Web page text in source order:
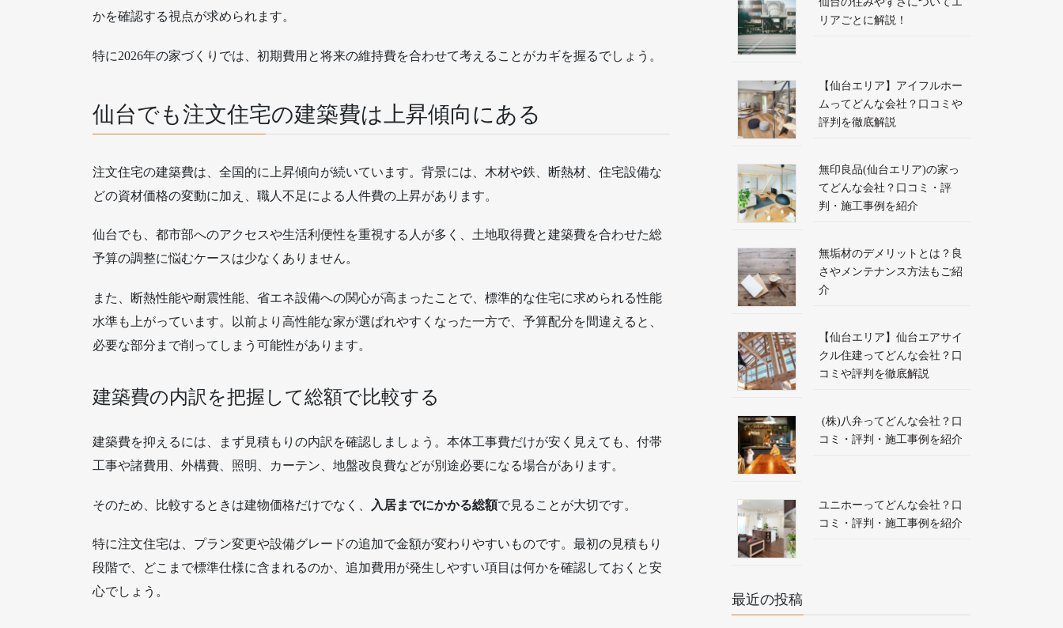
かを確認する視点が求められます。
特に2026年の家づくりでは、初期費用と将来の維持費を合わせて考えることがカギを握るでしょう。
仙台でも注文住宅の建築費は上昇傾向にある
注文住宅の建築費は、全国的に上昇傾向が続いています。背景には、木材や鉄、断熱材、住宅設備な
どの資材価格の変動に加え、職人不足による人件費の上昇があります。
仙台でも、都市部へのアクセスや生活利便性を重視する人が多く、土地取得費と建築費を合わせた総
予算の調整に悩むケースは少なくありません。
また、断熱性能や耐震性能、省エネ設備への関心が高まったことで、標準的な住宅に求められる性能
水準も上がっています。以前より高性能な家が選ばれやすくなった一方で、予算配分を間違えると、
必要な部分まで削ってしまう可能性があります。
建築費の内訳を把握して総額で比較する
建築費を抑えるには、まず見積もりの内訳を確認しましょう。本体工事費だけが安く見えても、付帯
工事や諸費用、外構費、照明、カーテン、地盤改良費などが別途必要になる場合があります。
そのため、比較するときは建物価格だけでなく、 入居までにかかる総額で見ることが大切です。
特に注文住宅は、プラン変更や設備グレードの追加で金額が変わりやすいものです。最初の見積もり
段階で、どこまで標準仕様に含まれるのか、追加費用が発生しやすい項目は何かを確認しておくと安
心でしょう。
リアごとに解説！
【仙台エリア】アイフルホー
ムってどんな会社？口コミや
評判を徹底解説
無印良品(仙台エリア)の家っ
てどんな会社？口コミ・評
判・施工事例を紹介
無垢材のデメリットとは？良
さやメンテナンス方法もご紹
介
【仙台エリア】仙台エアサイ
クル住建ってどんな会社？口
コミや評判を徹底解説
(株)八弁ってどんな会社？口
コミ・評判・施工事例を紹介
ユニホーってどんな会社？口
コミ・評判・施工事例を紹介
最近の投稿